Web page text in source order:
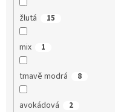
žlutá 15
mix 1
tmavě modrá 8
avokádová 2